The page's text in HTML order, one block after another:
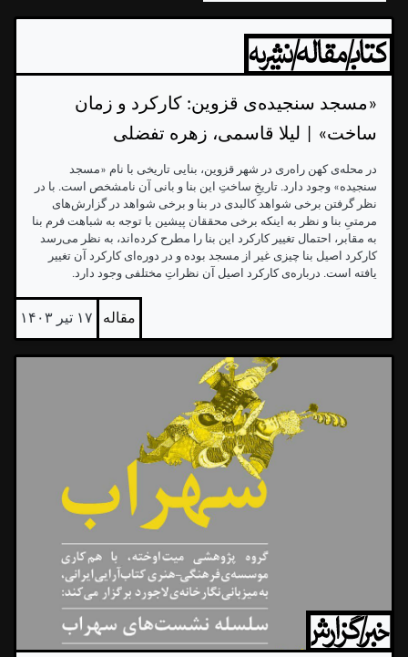
«مسجد سنجیده‌ی قزوین: کارکرد و زمان
ساخت» | لیلا قاسمی، زهره تفضلی
در محله‌ی کهن راه‌ری در شهر قزوین، بنایی تاریخی با نام «مسجد
سنجیده» وجود دارد. تاریخِ ساختِ این بنا و بانی آن نامشخص است. با در
نظر گرفتن برخی شواهد کالبدی در بنا و برخی شواهد در گزارش‌های
مرمتیِ بنا و نظر به اینکه برخی محققان پیشین با توجه به شباهت فرم بنا
به مقابر، احتمال تغییر کارکرد این بنا را مطرح کرده‌اند، به نظر می‌رسد
کارکرد اصیل بنا چیزی غیر از مسجد بوده و در دوره‌ای کارکرد آن تغییر
یافته است. درباره‌ی کارکرد اصیل آن نظراتِ مختلفی وجود دارد.
مقاله ۱۷ تیر ۱۴۰۳